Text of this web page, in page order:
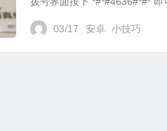
03/17 安卓 小技巧